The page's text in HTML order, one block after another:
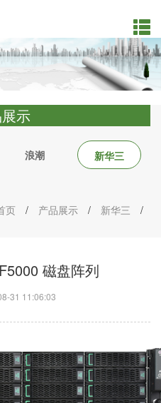
示
浪潮 新华三
页 / 产品展示 / 新华三 /
磁盘阵列
31 11:06:03